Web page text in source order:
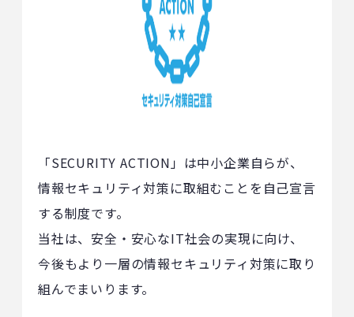
「SECURITY ACTION」は中小企業自らが、
情報セキュリティ対策に取組むことを自己宣言
する制度です。
当社は、安全・安心なIT社会の実現に向け、
今後もより一層の情報セキュリティ対策に取り
組んでまいります。